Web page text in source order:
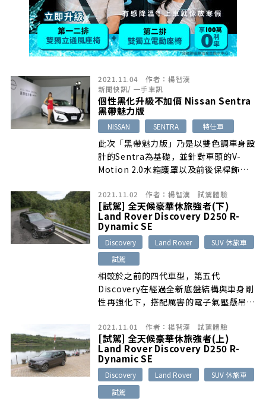
2021.11.04 作者： 楊智漢
新聞快訊/ 一手車訊
個性黑化升級不加價 Nissan Sentra
黑帶魅力版
NISSAN SENTRA 特仕車
此次「黑帶魅力版」乃是以雙色調車身設
計的Sentra為基礎，並針對車頭的V-
Motion 2.0水箱護罩以及前後保桿飾條
上造型同樣犀利且整合迴力鏢式樣晝行燈
於內的陣列式LED頭燈組
2021.11.02 作者： 楊智漢 試駕體驗
[試駕] 全天候豪華休旅強者(下)
Land Rover Discovery D250 R-
Dynamic SE
Discovery Land Rover
SUV 休旅車
試駕
相較於之前的四代車型，第五代
Discovery在經過全新底盤結構與車身剛
性再強化下，搭配厲害的電子氣壓懸吊加
不少，尤其偏軟調但又具韌性的長行程懸
吊設定，對於坑洞與不平路面的震動處理
能力相當出色
2021.11.01 作者： 楊智漢 試駕體驗
[試駕] 全天候豪華休旅強者(上)
Land Rover Discovery D250 R-
Dynamic SE
Discovery Land Rover
SUV 休旅車
試駕